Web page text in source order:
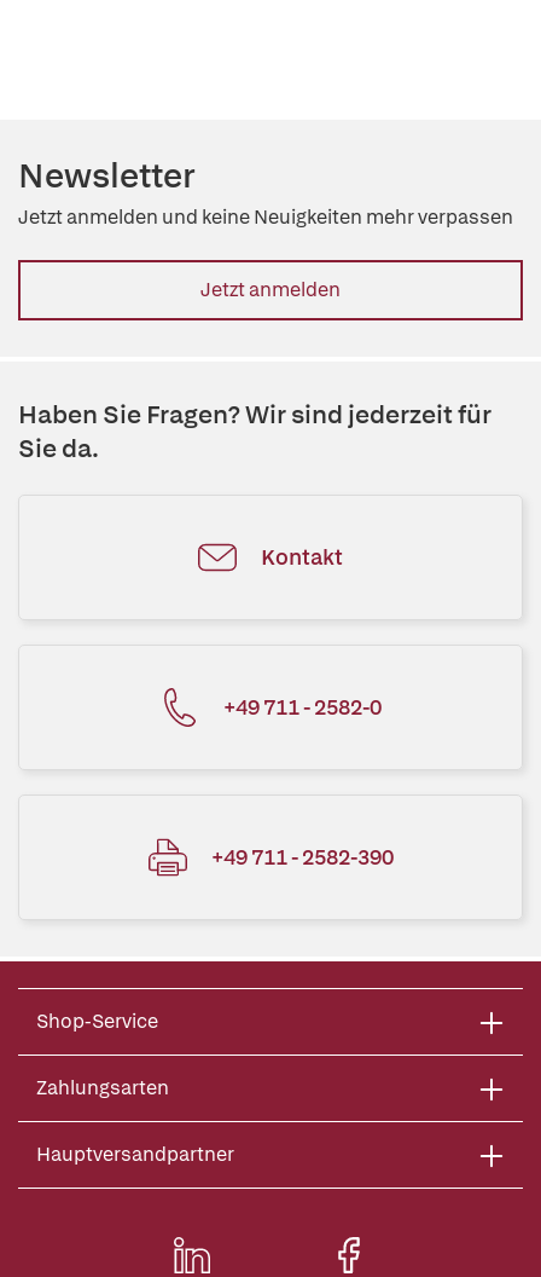
Newsletter
Jetzt anmelden und keine Neuigkeiten mehr verpassen
Jetzt anmelden
Haben Sie Fragen? Wir sind jederzeit für
Sie da.
Kontakt
+49 711 - 2582-0
+49 711 - 2582-390
Shop-Service
Zahlungsarten
Hauptversandpartner